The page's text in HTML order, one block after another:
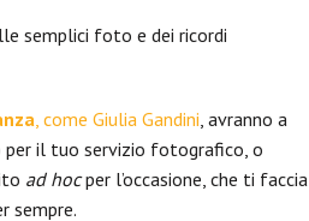
semplici foto e dei ricordi
, come Giulia Gandini, avranno a
per il tuo servizio fotografico, o
ad hocper l’occasione, che ti faccia
sempre.